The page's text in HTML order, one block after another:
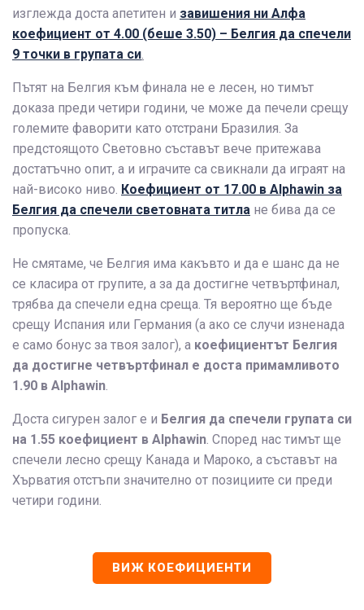
изглежда доста апетитен и завишения ни Алфа
коефициент от 4.00 (беше 3.50) – Белгия да спечели
9 точки в групата си
Пътят на Белгия към финала не е лесен, но тимът
доказа преди четири години, че може да печели срещу
големите фаворити като отстрани Бразилия. За
предстоящото Световно съставът вече притежава
достатъчно опит, а и играчите са свикнали да играят на
най-високо ниво. Коефициент от 17.00 в Alphawin за
Белгия да спечели световната титла не бива да се
пропуска.
Не смятаме, че Белгия има какъвто и да е шанс да не
се класира от групите, а за да достигне четвъртфинал,
трябва да спечели една среща. Тя вероятно ще бъде
срещу Испания или Германия (а ако се случи изненада
е само бонус за твоя залог), а коефициентът Белгия
да достигне четвъртфинал е доста примамливото
1.90 в Alphawin
Доста сигурен залог е и Белгия да спечели групата си
на 1.55 коефициент в Alphawin . Според нас тимът ще
спечели лесно срещу Канада и Мароко, а съставът на
Хърватия отстъпи значително от позициите си преди
четири години.
ВИЖ КОЕФИЦИЕНТИ